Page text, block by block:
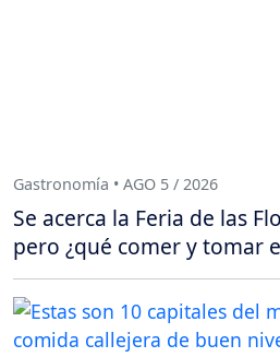
Gastronomía • AGO 5 / 2026
Se acerca la Feria de las
pero ¿qué comer y tomar